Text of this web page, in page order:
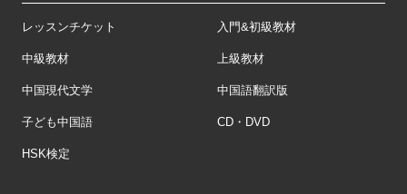
レッスンチケット 入門&初級教材
中級教材 上級教材
中国現代文学 中国語翻訳版
子ども中国語 CD・DVD
HSK検定